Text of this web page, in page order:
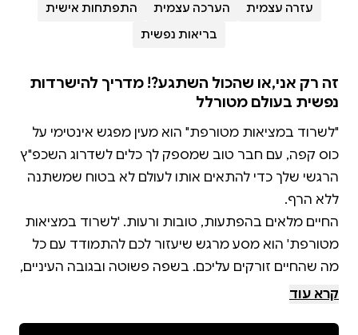
עזרה עצמית
הערכה עצמית
התפתחות אישית
בריאות נפשית
זה רק אני,או שהכול השתגע?! מדריך להישרדות
נפשית בעולם מטורלל
"לשרוד במציאות מטורפת" הוא מעין מפגש אינטימי על
כוס קפה, עם חבר טוב שמספק לך כלים לשדרוג השכפ"ץ
הרגשי שלך כדי להתאים אותו לעולם לא בטוח שמשתנה
החיים מלאים בהפתעות, טובות ורעות. 'לשרוד במציאות
מטורפת' הוא מסע מרגש שיעזור לכם להתמודד עם כל
מה שהחיים זורקים עליכם. בשפה פשוטה ובגובה העיניים,
הספר לוקח את הקוראים למסע פנימי מרתק, שבו הם
קרא עוד